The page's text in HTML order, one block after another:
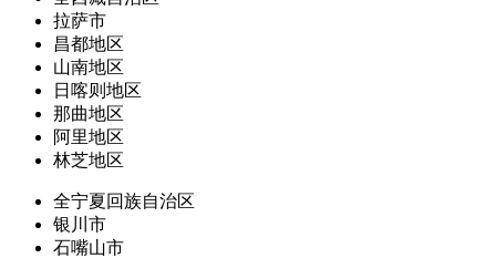
拉萨市
昌都地区
山南地区
日喀则地区
那曲地区
阿里地区
林芝地区
全宁夏回族自治区
银川市
石嘴山市